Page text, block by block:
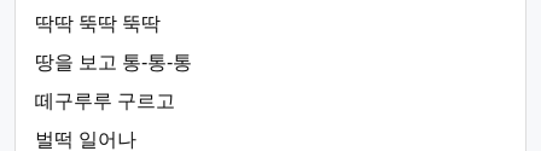
딱딱 뚝딱 뚝딱
땅을 보고 통-통-통
떼구루루 구르고
벌떡 일어나